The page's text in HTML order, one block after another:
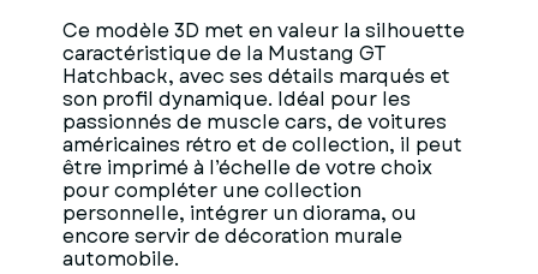
Ce modèle 3D met en valeur la silhouette
caractéristique de la Mustang GT
Hatchback, avec ses détails marqués et
son profil dynamique. Idéal pour les
passionnés de muscle cars, de voitures
américaines rétro et de collection, il peut
être imprimé à l’échelle de votre choix
pour compléter une collection
personnelle, intégrer un diorama, ou
encore servir de décoration murale
automobile.